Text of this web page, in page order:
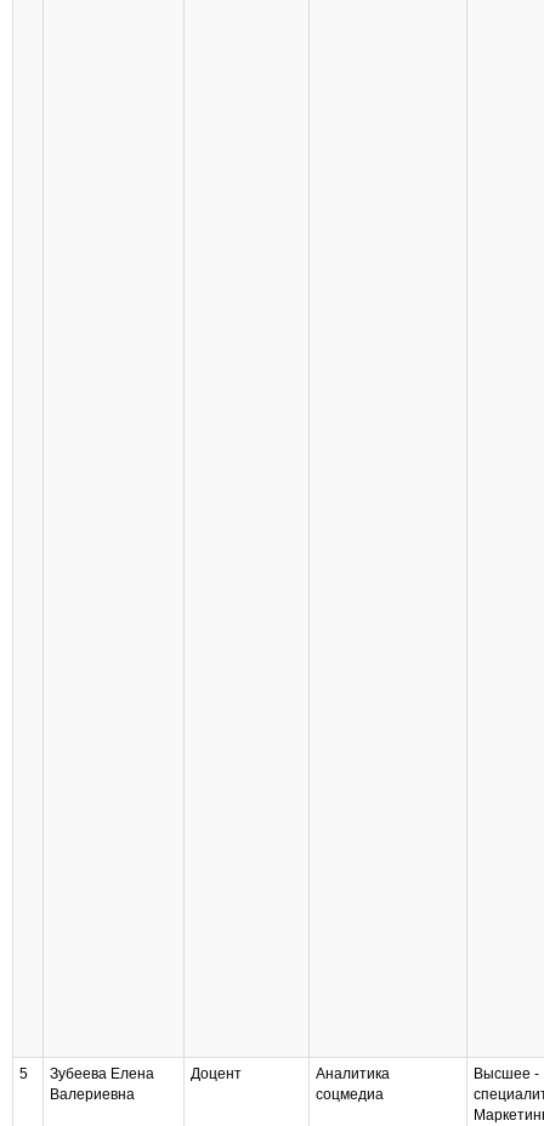
5
Зубеева Елена
Валериевна
Доцент
Аналитика
соцмедиа
Высшее -